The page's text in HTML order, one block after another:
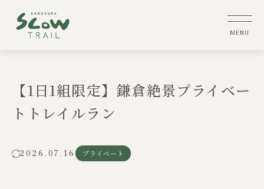
【1日1組限定】鎌倉絶景プライベー
トトレイルラン
2026.07.16 プライベート